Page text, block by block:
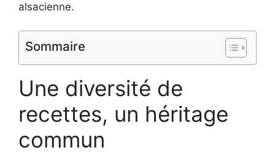
alsacienne.
Sommaire
Une diversité de
recettes, un héritage
commun